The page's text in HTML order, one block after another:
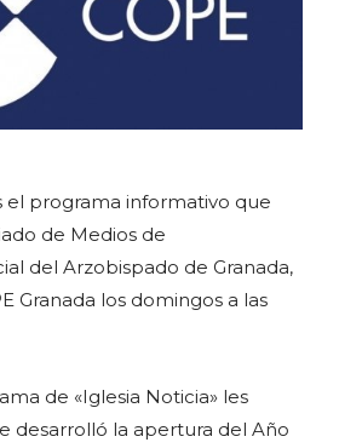
el programa informativo que
de Medios de
del Arzobispado de Granada,
Granada los domingos a las
de «Iglesia Noticia» les
desarrolló la apertura del Año